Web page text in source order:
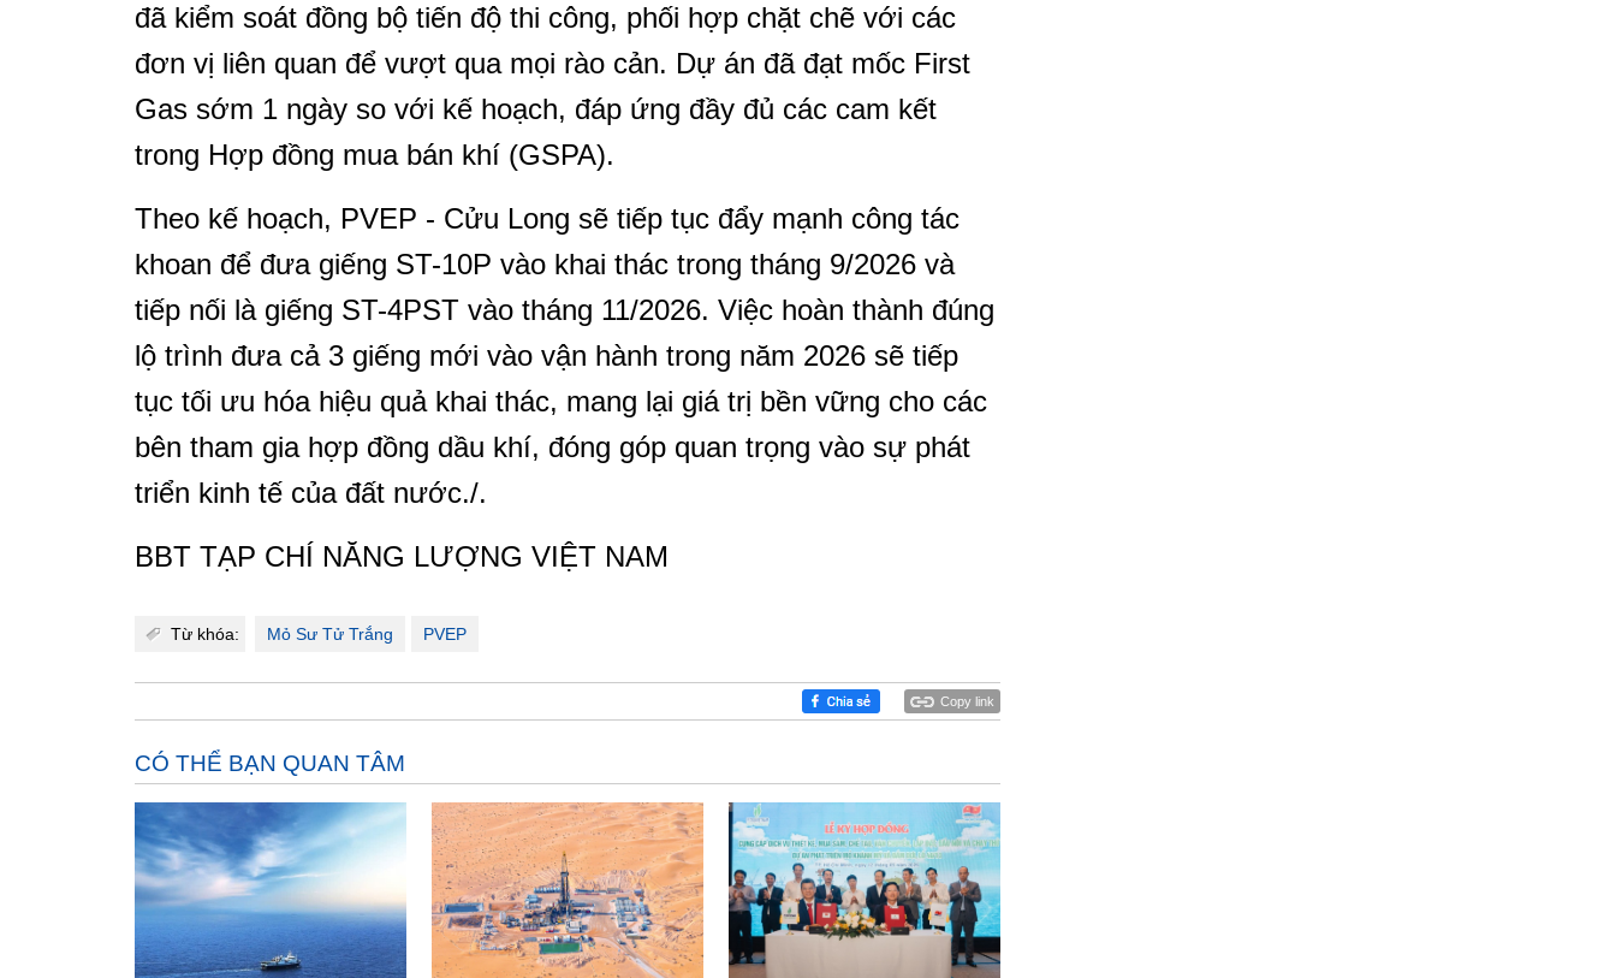
đã kiểm soát đồng bộ tiến độ thi công, phối hợp chặt chẽ với các
đơn vị liên quan để vượt qua mọi rào cản. Dự án đã đạt mốc First
Gas sớm 1 ngày so với kế hoạch, đáp ứng đầy đủ các cam kết
trong Hợp đồng mua bán khí (GSPA).
Theo kế hoạch, PVEP - Cửu Long sẽ tiếp tục đẩy mạnh công tác
khoan để đưa giếng ST-10P vào khai thác trong tháng 9/2026 và
tiếp nối là giếng ST-4PST vào tháng 11/2026. Việc hoàn thành đúng
lộ trình đưa cả 3 giếng mới vào vận hành trong năm 2026 sẽ tiếp
tục tối ưu hóa hiệu quả khai thác, mang lại giá trị bền vững cho các
bên tham gia hợp đồng dầu khí, đóng góp quan trọng vào sự phát
triển kinh tế của đất nước./.
BBT TẠP CHÍ NĂNG LƯỢNG VIỆT NAM
Từ khóa: Mỏ Sư Tử Trắng PVEP
Copy link
CÓ THỂ BẠN QUAN TÂM